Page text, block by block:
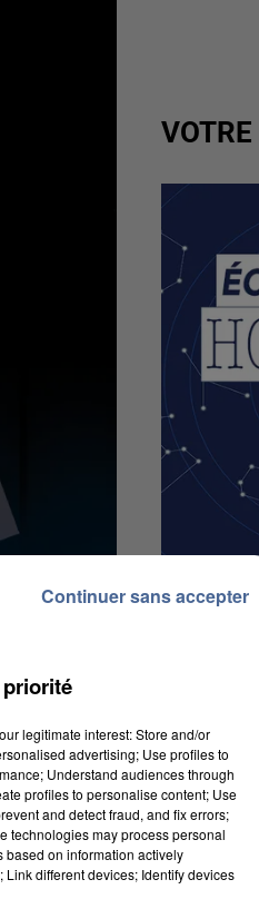
GAGNER
legitimate interest: Store and/or
advertising; Use profiles to
Understand audiences through
profiles to personalise content; Use
and detect fraud, and fix errors;
technologies may process personal
based on information actively
different devices; Identify devices
Continuer sans accepter